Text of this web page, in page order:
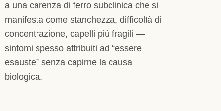
a una carenza di ferro subclinica che si
manifesta come stanchezza, difficoltà di
concentrazione, capelli più fragili —
sintomi spesso attribuiti ad “essere
esauste” senza capirne la causa
biologica.